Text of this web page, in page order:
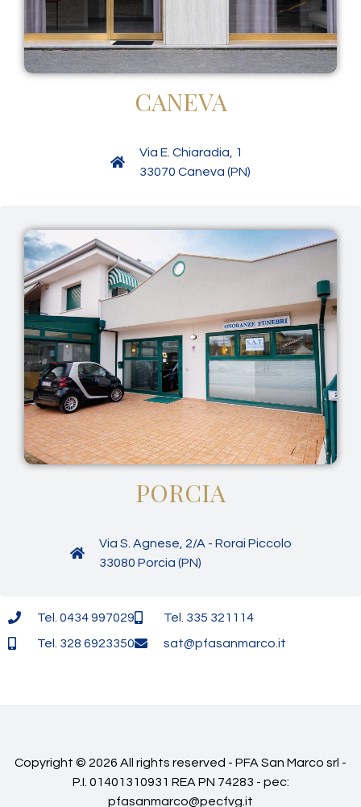
CANEVA
Via E. Chiaradia, 1
33070 Caneva (PN)
PORCIA
Via S. Agnese, 2/A - Rorai Piccolo
33080 Porcia (PN)
Tel. 0434 997029
Tel. 335 321114
Tel. 328 6923350
sat@pfasanmarco.it
Copyright © 2026 All rights reserved - PFA San Marco srl -
P.I. 01401310931 REA PN 74283 - pec:
pfasanmarco@pecfvg.it